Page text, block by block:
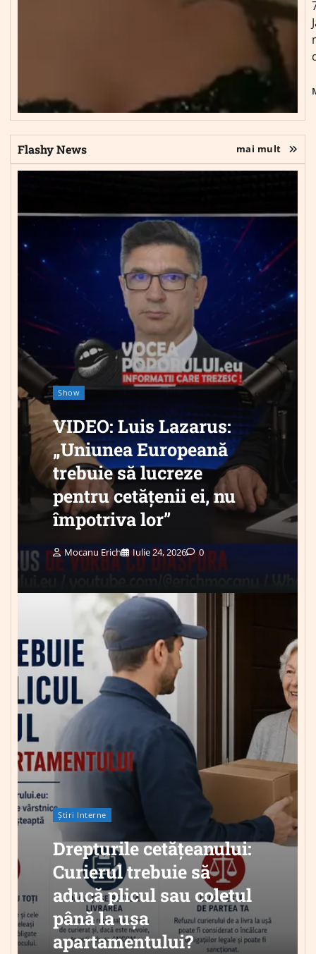
Flashy News mai mult
Show
VIDEO: Luis Lazarus:
„Uniunea Europeană
trebuie să lucreze
pentru cetățenii ei, nu
împotriva lor”
Mocanu Erich Iulie 24, 2026 0
Știri Interne
Drepturile cetățeanului:
Curierul trebuie să
aducă plicul sau coletul
până la ușa
apartamentului?